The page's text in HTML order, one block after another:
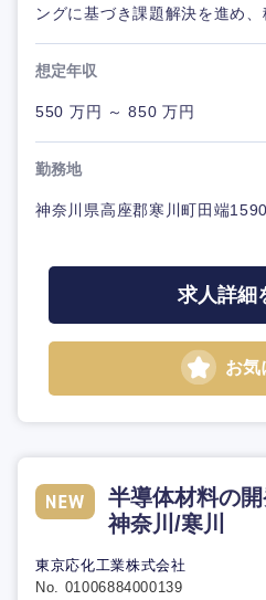
ングに基づき課題解決を進め、
想定年収
550 万円 ～ 850 万円
勤務地
神奈川県高座郡寒川町田端1590
求人詳細
お気
半導体材料の
神奈川/寒川
東京応化工業株式会社
No. 01006884000139